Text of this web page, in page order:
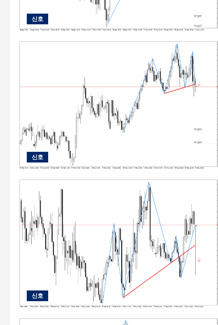
신호
신호
신호